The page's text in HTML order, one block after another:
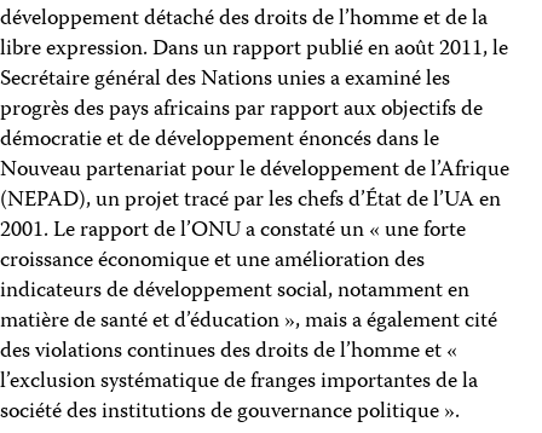
développement détaché des droits de l’homme et de la
libre expression. Dans un rapport publié en août 2011, le
Secrétaire général des Nations unies a examiné les
progrès des pays africains par rapport aux objectifs de
démocratie et de développement énoncés dans le
Nouveau partenariat pour le développement de l’Afrique
(NEPAD), un projet tracé par les chefs d’État de l’UA en
2001. Le rapport de l’ONU a constaté un « une forte
croissance économique et une amélioration des
indicateurs de développement social, notamment en
matière de santé et d’éducation », mais a également cité
des violations continues des droits de l’homme et «
l’exclusion systématique de franges importantes de la
société des institutions de gouvernance politique ».